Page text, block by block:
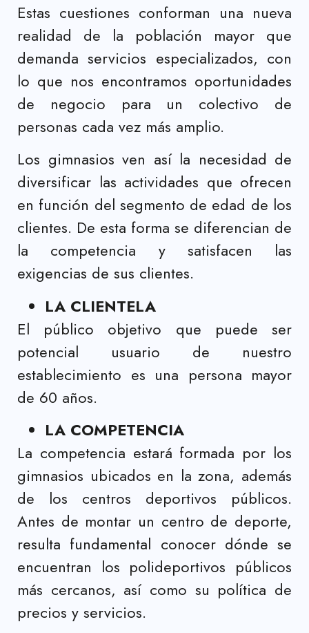
Estas cuestiones conforman una nueva
realidad de la población mayor que
demanda servicios especializados, con
lo que nos encontramos oportunidades
de negocio para un colectivo de
personas cada vez más amplio.
Los gimnasios ven así la necesidad de
diversificar las actividades que ofrecen
en función del segmento de edad de los
clientes. De esta forma se diferencian de
la competencia y satisfacen las
exigencias de sus clientes.
LA CLIENTELA
El público objetivo que puede ser
potencial usuario de nuestro
establecimiento es una persona mayor
de 60 años.
LA COMPETENCIA
La competencia estará formada por los
gimnasios ubicados en la zona, además
de los centros deportivos públicos.
Antes de montar un centro de deporte,
resulta fundamental conocer dónde se
encuentran los polideportivos públicos
más cercanos, así como su política de
precios y servicios.